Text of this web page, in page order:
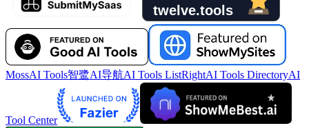
MossAI Tools智鹭AI导航AI Tools ListRightAI Tools DirectoryAI
Tool Center